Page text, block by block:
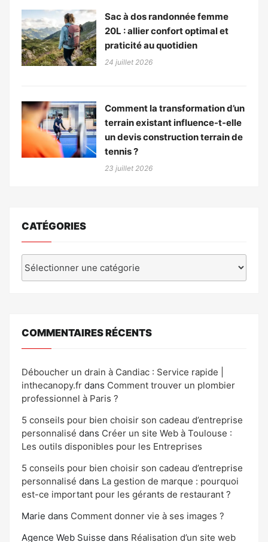
Sac à dos randonnée femme
20L : allier confort optimal et
praticité au quotidien
24 juillet 2026
Comment la transformation d’un
terrain existant influence-t-elle
un devis construction terrain de
tennis ?
23 juillet 2026
CATÉGORIES
COMMENTAIRES RÉCENTS
Déboucher un drain à Candiac : Service rapide |
inthecanopy.fr dans Comment trouver un plombier
professionnel à Paris ?
5 conseils pour bien choisir son cadeau d’entreprise
personnalisé dans Créer un site Web à Toulouse :
Les outils disponibles pour les Entreprises
5 conseils pour bien choisir son cadeau d’entreprise
personnalisé dans La gestion de marque : pourquoi
est-ce important pour les gérants de restaurant ?
Marie dans Comment donner vie à ses images ?
Agence Web Suisse dans Réalisation d’un site web